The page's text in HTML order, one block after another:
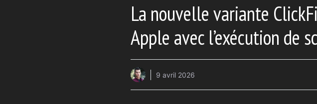
La nouvelle variante
Apple avec l’exécution de
9 avril 2026